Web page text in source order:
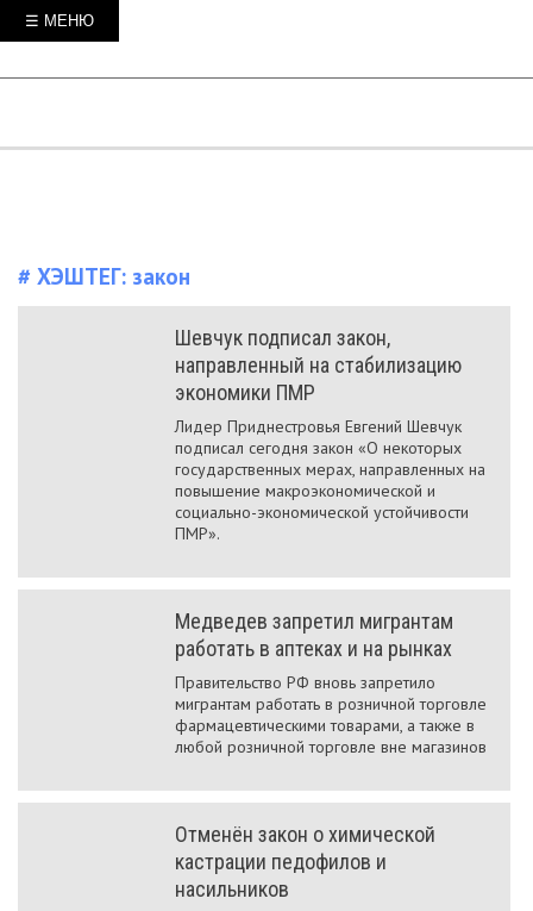
☰ МЕНЮ
# ХЭШТЕГ: закон
Шевчук подписал закон,
направленный на стабилизацию
экономики ПМР
Лидер Приднестровья Евгений Шевчук
подписал сегодня закон «О некоторых
государственных мерах, направленных на
повышение макроэкономической и
социально-экономической устойчивости
ПМР».
Медведев запретил мигрантам
работать в аптеках и на рынках
Правительство РФ вновь запретило
мигрантам работать в розничной торговле
фармацевтическими товарами, а также в
любой розничной торговле вне магазинов
Отменён закон о химической
кастрации педофилов и
насильников